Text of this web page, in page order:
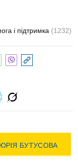
і підтримка (1232)